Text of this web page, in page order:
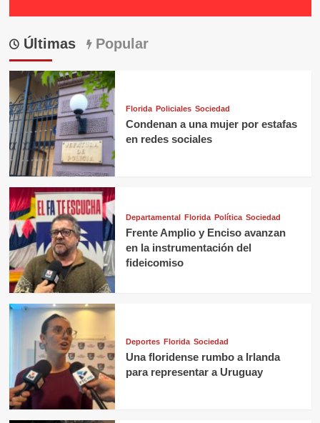
Últimas Popular
Florida Policiales Sociedad
Condenan a una mujer por estafas
en redes sociales
Departamental Florida Política Sociedad
Frente Amplio y Enciso avanzan
en la instrumentación del
fideicomiso
Deportes Florida Sociedad
Una floridense rumbo a Irlanda
para representar a Uruguay